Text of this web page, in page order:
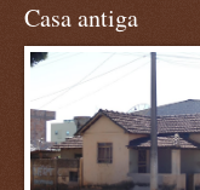
Casa antiga